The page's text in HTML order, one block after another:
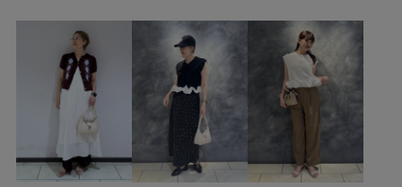
接触冷感 歩きやすい 毎シーズン 洗濯機で洗える
涼しげ 着心地が良い 細く見える 薄手
裾にスリット 軽くて柔らかい 長財布
限定カラー 高級感